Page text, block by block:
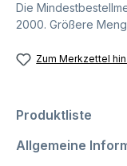
Die
2000. Größere
Zum Merkzettel
Produktliste
Allgemeine